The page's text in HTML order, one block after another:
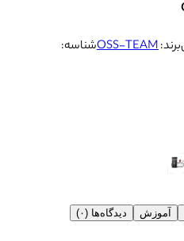
برند:OSS-TEAMشناسه:
آموزش
دیدگاه‌ها (۰)